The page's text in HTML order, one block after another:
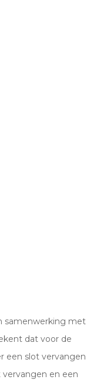
samenwerking met
dat voor de
een slot vervangen
en een